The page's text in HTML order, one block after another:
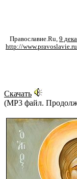
Православие.Ru, 9
http://
Скачать
(MP3 файл.